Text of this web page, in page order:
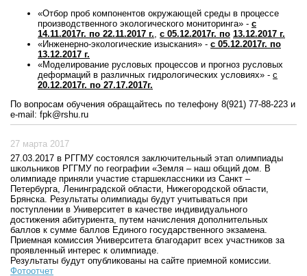
«Отбор проб компонентов окружающей среды в процессе
производственного экологического мониторинга» - с
14.11.2017г. по 22.11.2017 г. с 05.12.2017г. по 13.12.2017 г.
«Инженерно-экологические изыскания» - с 05.12.2017г. по
13.12.2017 г.
«Моделирование русловых процессов и прогноз русловых
деформаций в различных гидрологических условиях» - с
20.12.2017г. по 27.17.2017г.
По вопросам обучения обращайтесь по телефону 8(921) 77-88-223 и
e-mail: fpk@rshu.ru
27 марта 2017
27.03.2017 в РГГМУ состоялся заключительный этап олимпиады
школьников РГГМУ по географии «Земля – наш общий дом. В
олимпиаде приняли участие старшеклассники из Санкт –
Петербурга, Ленинградской области, Нижегородской области,
Брянска. Результаты олимпиады будут учитываться при
поступлении в Университет в качестве индивидуального
достижения абитуриента, путем начисления дополнительных
баллов к сумме баллов Единого государственного экзамена.
Приемная комиссия Университета благодарит всех участников за
проявленный интерес к олимпиаде.
Результаты будут опубликованы на сайте приемной комиссии.
Фотоотчет